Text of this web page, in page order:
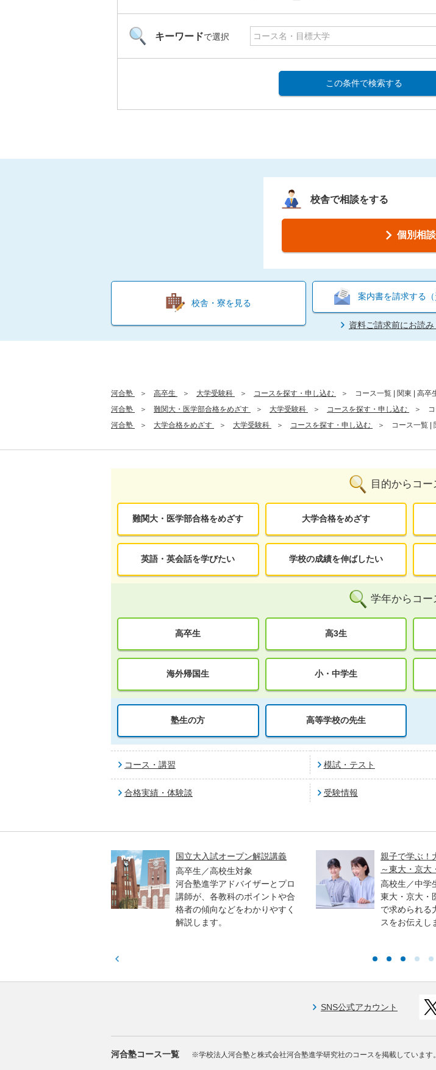
キーワードで選択
この条件で検索する
校舎で相談をする
個別相談
校舎・寮を見る
案内書を請求する（
資料ご請求前にお読
河合塾 高卒生 大学受験科 コースを探す・申し込む
コース一覧 | 関東 | 高卒
河合塾
難関大・医学部合格をめざす 大学受験科 コースを探す・申し込む
河合塾
大学合格をめざす 大学受験科 コースを探す・申し込む コース一覧 |
目的からコ
難関大・医学部合格をめざす 大学合格をめざす
英語・英会話を学びたい 学校の成績を伸ばしたい
学年からコー
高卒生 高3生
海外帰国生 小・中学生
塾生の方 高等学校の先生
コース・講習 模試・テスト
合格実績・体験談 受験情報
国立大入試オープン解説講義
高卒生／高校生対象
河合塾進学アドバイザーとプロ
講師が、各教科のポイントや合
格者の傾向などをわかりやすく
解説します。
親子で学ぶ！
～東大・京大
高校生／中学
東大・京大・
で求められる
スをお伝えし
SNS公式アカウント
河合塾コース一覧 ※学校法人河合塾と株式会社河合塾進学研究社のコースを掲載しています。